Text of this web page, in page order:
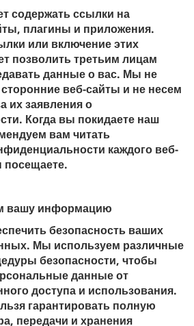
содержать ссылки на
плагины и приложения.
или включение этих
позволить третьим лицам
данные о вас. Мы не
веб-сайты и не несем
их заявления о
Когда вы покидаете наш
вам читать
каждого веб-
посещаете.
вашу информацию
безопасность ваших
Мы используем различные
безопасности, чтобы
данные от
доступа и использования.
гарантировать полную
передачи и хранения